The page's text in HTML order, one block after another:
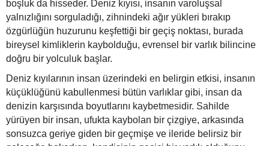
boşluk da hisseder. Deniz kıyısı, insanın varoluşsal
yalnızlığını sorguladığı, zihnindeki ağır yükleri bırakıp
özgürlüğün huzurunu keşfettiği bir geçiş noktası, burada
bireysel kimliklerin kaybolduğu, evrensel bir varlık bilincine
doğru bir yolculuk başlar.
Deniz kıyılarının insan üzerindeki en belirgin etkisi, insanın
küçüklüğünü kabullenmesi bütün varlıklar gibi, insan da
denizin karşısında boyutlarını kaybetmesidir. Sahilde
yürüyen bir insan, ufukta kaybolan bir çizgiye, arkasında
sonsuzca geriye giden bir geçmişe ve ileride belirsiz bir